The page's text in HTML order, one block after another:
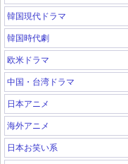
韓国現代ドラマ
韓国時代劇
欧米ドラマ
中国・台湾ドラマ
日本アニメ
海外アニメ
日本お笑い系